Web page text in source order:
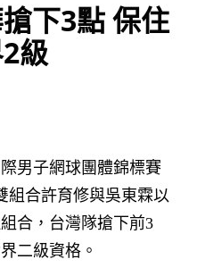
下3點 保住
級
男子網球團體錦標賽
組合許育修與吳東霖以
合，台灣隊搶下前3
二級資格。